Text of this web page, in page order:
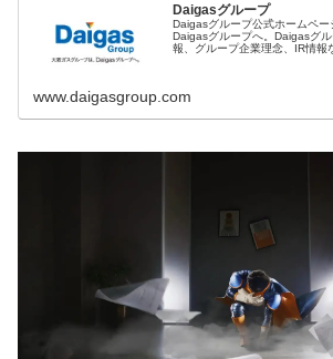
Daigasグループ
Daigasグループ公式ホームペー
Daigasグループへ。Daigasグ
報、グループ企業理念、IR情報
www.daigasgroup.com